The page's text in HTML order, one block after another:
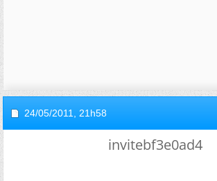
24/05/2011, 21h58
invitebf3e0ad4